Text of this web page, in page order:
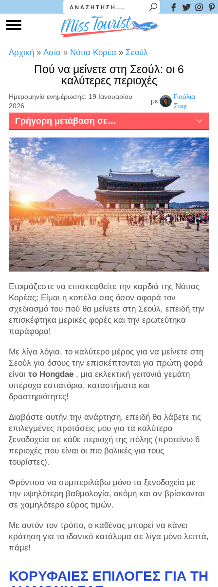
Αρχική » Ασία » Νότια Κορέα » Σεούλ
Πού να μείνετε στη Σεούλ: οι 6
καλύτερες περιοχές
Ημερομηνία ενημέρωσης: 19 Ιανουαρίου
2026
με
Γιούλια
Σαφ
Γρήγορη μετάβαση σε…
Ετοιμάζεστε να επισκεφθείτε την καρδιά της Νότιας
Κορέας; Είμαι η κοπέλα σας όσον αφορά τον
σχεδιασμό του πού θα μείνετε στη Σεούλ, επειδή την
επισκέφτηκα μερικές φορές και την ερωτεύτηκα
παράφορα!
Με λίγα λόγια, το καλύτερο μέρος για να μείνετε στη
Σεούλ για όσους την επισκέπτονται για πρώτη φορά
είναι το Hongdae, μια εκλεκτική γειτονιά γεμάτη
υπέροχα εστιατόρια, καταστήματα και
δραστηριότητες!
Διαβάστε αυτήν την ανάρτηση, επειδή θα λάβετε τις
επιλεγμένες προτάσεις μου για τα καλύτερα
ξενοδοχεία σε κάθε περιοχή της πόλης (προτείνω 6
περιοχές που είναι οι πιο βολικές για τους
τουρίστες).
Φρόντισα να συμπεριλάβω μόνο τα ξενοδοχεία με
την υψηλότερη βαθμολογία, ακόμη και αν βρίσκονται
σε χαμηλότερο εύρος τιμών.
Με αυτόν τον τρόπο, ο καθένας μπορεί να κάνει
κράτηση για το ιδανικό κατάλυμα σε λίγα μόνο λεπτά,
πάμε!
ΚΟΡΥΦΑΊΕΣ ΕΠΙΛΟΓΈΣ ΓΙΑ ΤΗ